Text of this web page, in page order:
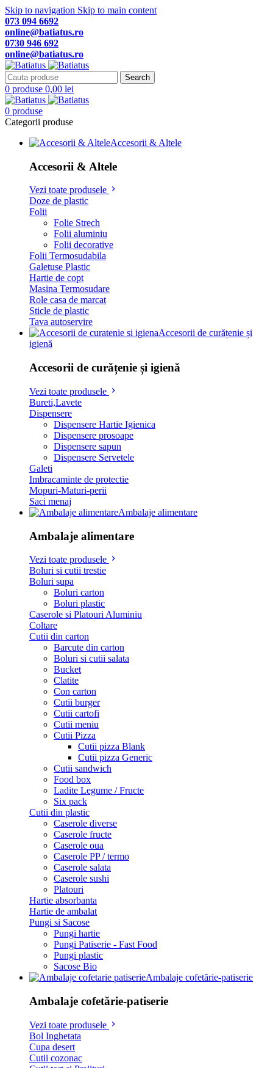
Skip to navigation Skip to main content
073 094 6692
online@batiatus.ro
0730 946 692
online@batiatus.ro
Search
0 produse 0,00 lei
0 produse
Categorii produse
Accesorii & Altele
Accesorii & Altele
Vezi toate produsele
Doze de plastic
Folii
Folie Strech
Folii aluminiu
Folii decorative
Folii Termosudabila
Galetuse Plastic
Hartie de copt
Masina Termosudare
Role casa de marcat
Sticle de plastic
Tava autoservire
Accesorii de curățenie și
igienă
Accesorii de curățenie și igienă
Vezi toate produsele
Bureti,Lavete
Dispensere
Dispensere Hartie Igienica
Dispensere prosoape
Dispensere sapun
Dispensere Servetele
Galeti
Imbracaminte de protectie
Mopuri-Maturi-perii
Saci menaj
Ambalaje alimentare
Ambalaje alimentare
Vezi toate produsele
Boluri si cutii trestie
Boluri supa
Boluri carton
Boluri plastic
Caserole si Platouri Aluminiu
Coltare
Cutii din carton
Barcute din carton
Boluri si cutii salata
Bucket
Clatite
Con carton
Cutii burger
Cutii cartofi
Cutii meniu
Cutii Pizza
Cutii pizza Blank
Cutii pizza Generic
Cutii sandwich
Food box
Ladite Legume / Fructe
Six pack
Cutii din plastic
Caserole diverse
Caserole fructe
Caserole oua
Caserole PP / termo
Caserole salata
Caserole sushi
Platouri
Hartie absorbanta
Hartie de ambalat
Pungi si Sacose
Pungi hartie
Pungi Patiserie - Fast Food
Pungi plastic
Sacose Bio
Ambalaje cofetărie-patiserie
Ambalaje cofetărie-patiserie
Vezi toate produsele
Bol Inghetata
Cupa desert
Cutii cozonac